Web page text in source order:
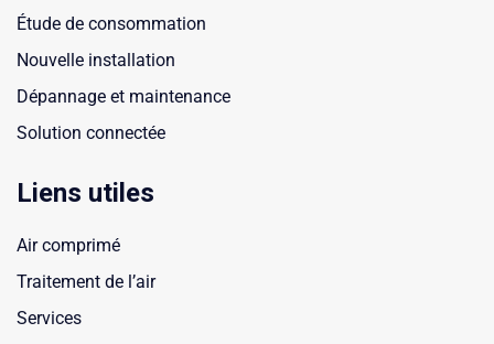
Étude de consommation
Nouvelle installation
Dépannage et maintenance
Solution connectée
Liens utiles
Air comprimé
Traitement de l’air
Services